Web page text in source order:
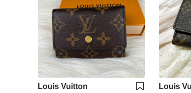
Louis Vuitton Louis